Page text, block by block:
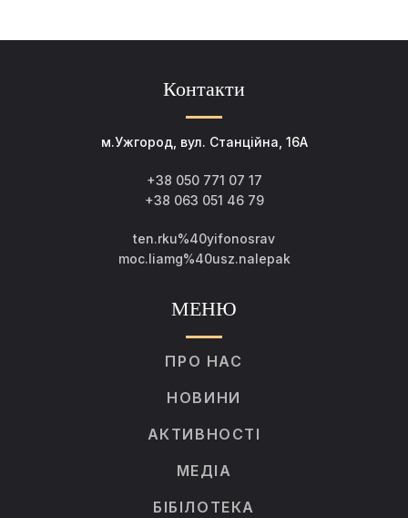
Контакти
м.Ужгород, вул. Станційна, 16А
+38 050 771 07 17
+38 063 051 46 79
ten.rku%40yifonosrav
moc.liamg%40usz.nalepak
МЕНЮ
ПРО НАС
НОВИНИ
АКТИВНОСТІ
МЕДІА
БІБІЛОТЕКА